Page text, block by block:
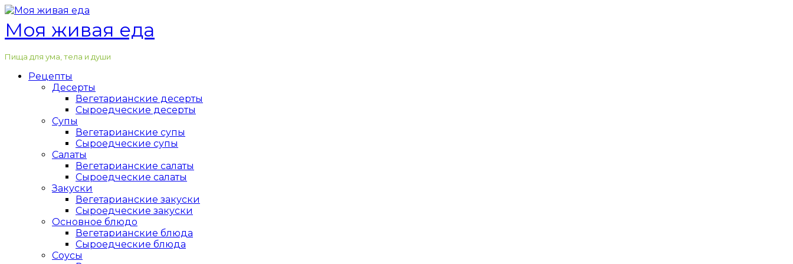
Перейти
к
контенту
Моя живая еда
Пища для ума, тела и души
Рецепты
Десерты
Вегетарианские десерты
Сыроедческие десерты
Супы
Вегетарианские супы
Сыроедческие супы
Салаты
Вегетарианские салаты
Сыроедческие салаты
Закуски
Вегетарианские закуски
Сыроедческие закуски
Основное блюдо
Вегетарианские блюда
Сыроедческие блюда
Соусы